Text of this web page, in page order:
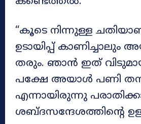
“കൂടെ നിന്നുള്ള
ഉടായിപ്പ് കാണിച്ചാലും
തരും. ഞാൻ ഇത്
പക്ഷേ അയാൾ പണി
എന്നായിരുന്നു
ശബ്ദസന്ദേശത്തിന്റെ